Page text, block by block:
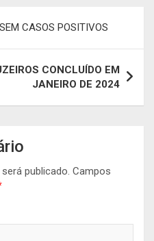
CASOS POSITIVOS
CONCLUÍDO EM
JANEIRO DE 2024
publicado. Campos